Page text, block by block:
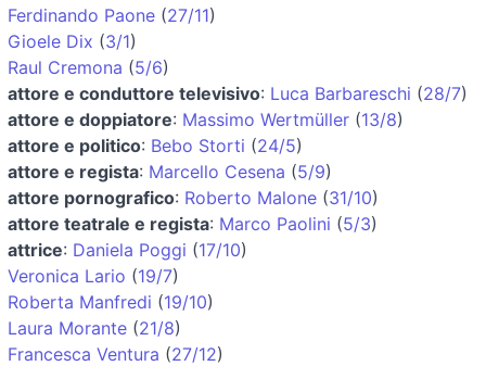
Ferdinando Paone (27/11)
Gioele Dix (3/1)
Raul Cremona (5/6)
attore e conduttore televisivo: Luca Barbareschi (28/7)
attore e doppiatore: Massimo Wertmüller (13/8)
attore e politico: Bebo Storti (24/5)
attore e regista: Marcello Cesena (5/9)
attore pornografico: Roberto Malone (31/10)
attore teatrale e regista: Marco Paolini (5/3)
attrice: Daniela Poggi (17/10)
Veronica Lario (19/7)
Roberta Manfredi (19/10)
Laura Morante (21/8)
Francesca Ventura (27/12)